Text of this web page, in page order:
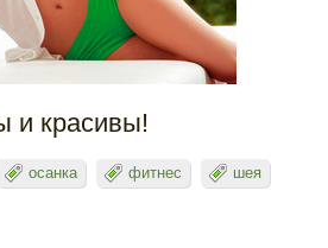
и красивы!
осанка фитнес
шея